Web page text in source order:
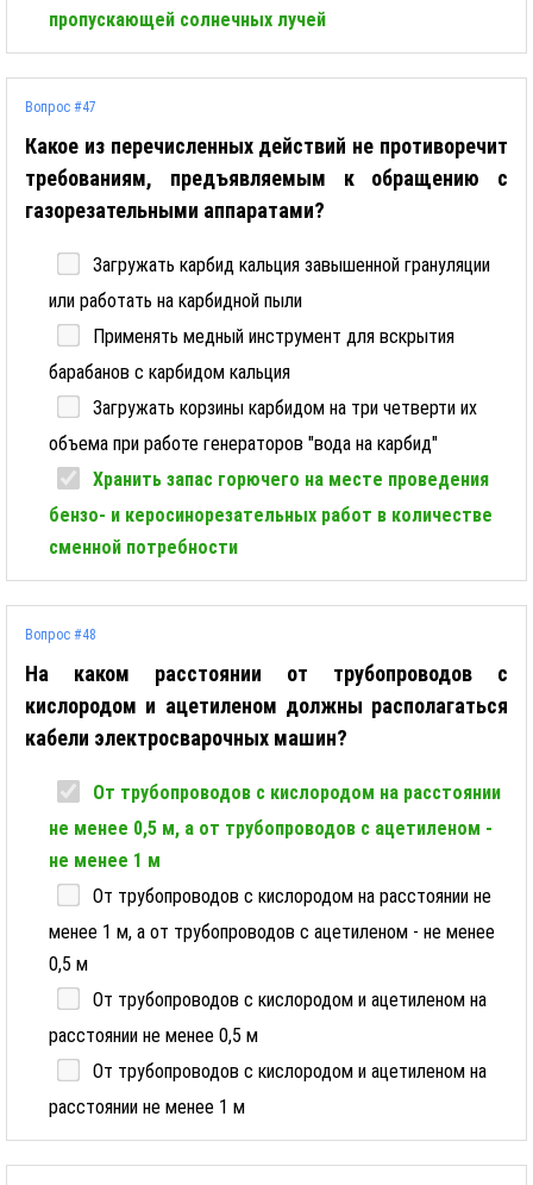
пропускающей солнечных лучей
Вопрос #47
Какое из перечисленных действий не противоречит
требованиям, предъявляемым к обращению с
газорезательными аппаратами?
Загружать карбид кальция завышенной грануляции
или работать на карбидной пыли
Применять медный инструмент для вскрытия
барабанов с карбидом кальция
Загружать корзины карбидом на три четверти их
объема при работе генераторов "вода на карбид"
Хранить запас горючего на месте проведения
бензо- и керосинорезательных работ в количестве
сменной потребности
Вопрос #48
На каком расстоянии от трубопроводов с
кислородом и ацетиленом должны располагаться
кабели электросварочных машин?
От трубопроводов с кислородом на расстоянии
не менее 0,5 м, а от трубопроводов с ацетиленом -
не менее 1 м
От трубопроводов с кислородом на расстоянии не
менее 1 м, а от трубопроводов с ацетиленом - не менее
0,5 м
От трубопроводов с кислородом и ацетиленом на
расстоянии не менее 0,5 м
От трубопроводов с кислородом и ацетиленом на
расстоянии не менее 1 м